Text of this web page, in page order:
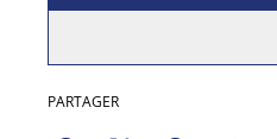
PARTAGER